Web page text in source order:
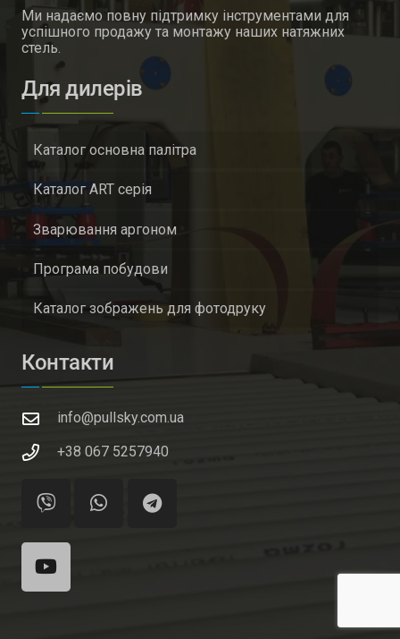
Ми надаємо повну підтримку інструментами для
успішного продажу та монтажу наших натяжних
стель.
Для дилерів
Каталог основна палітра
Каталог ART серія
Зварювання аргоном
Програма побудови
Каталог зображень для фотодруку
Контакти
info@pullsky.com.ua
+38 067 5257940